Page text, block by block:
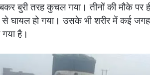
बुरी तरह कुचल गया। तीनों की मौके पर
से घायल हो गया। उसके भी शरीर में कई
है।